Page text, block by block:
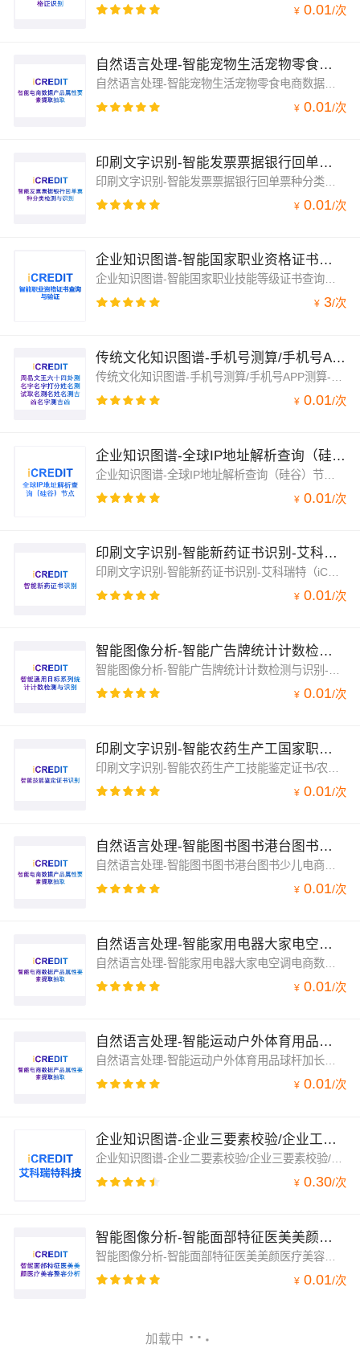
¥ 0.01/次
自然语言处理-智能宠物生活宠物零食电商数据产品属性要素提取抽取识别-艾科瑞特（iCREDIT）
自然语言处理-智能宠物生活宠物零食电商数据产品属性要素提取抽取识别-艾科瑞特（iCREDIT），凭借领先的人工智能与知识图谱技术，赋能智慧数据领域应用场景，让企业实现数字化升级；自然语言处理-智能宠物生活宠物零食电商数据产品属性要素提取抽取识别，支持宠物生活宠物零食电商数据产品属性要素提取抽取，辨析文本中宠物生活宠物零食电商数据产品属性要素提取抽取文字信息
¥ 0.01/次
印刷文字识别-智能发票票据银行回单票种分类检测与识别-艾科瑞特（iCREDIT）
印刷文字识别-智能发票票据银行回单票种分类检测与识别-艾科瑞特（iCREDIT）,凭借领先的人工智能与知识图谱技术，帮助企业获得敏锐的洞察力及卓越的运营能力，印刷文字识别-智能发票票据银行回单票种分类检测与识别，赋能智慧数据领域应用场景，让企业实现数字化升级；印刷文字识别-智能发票票据银行回单票种分类检测与识别，支持发票票据银行回单票种分类检测与识别，辨析图像中发票票据银行回单票种等文字信息
¥ 0.01/次
企业知识图谱-智能国家职业资格证书查询与验证-艾科瑞特科技（iCREDIT）
企业知识图谱-智能国家职业技能等级证书查询与验证-艾科瑞特科技（iCREDIT），凭借先进的人工智能与知识图谱技术，帮助企业获得敏锐的洞察力及卓越的运营能力，企业知识图谱-智能国家职业技能等级证书查询与验证-艾科瑞特科技（iCREDIT），赋能智慧数据领域应用场景，让企业实现数字化升级；支持对国家职业技能等级证书查询与验证，实现快速国家职业技能等级证书查询与验证
¥ 3/次
传统文化知识图谱-手机号测算/手机号APP测算-艾科瑞特（iCREDIT）
¥ 0.01/次
企业知识图谱-全球IP地址解析查询（硅谷）节点-艾科瑞特科技（iCREDIT）
企业知识图谱-全球IP地址解析查询（硅谷）节点-艾科瑞特（iCREDIT），凭借领先的人工智能与知识图谱技术，通过客观、真实的数据，创新、完善的技术解决方案，帮助企业获得敏锐的洞察力及卓越的运营能力，企业知识图谱-全球IP地址解析查询（硅谷）节点，赋能智慧数据领域应用场景，让企业实现数字化升级；企业知识图谱-全球IP地址解析查询，支持对全球IP地址全球节点解析，帮助您实现业务全球化
¥ 0.01/次
印刷文字识别-智能新药证书识别-艾科瑞特（iCREDIT）
印刷文字识别-智能新药证书识别-艾科瑞特（iCREDIT），凭借领先的人工智能与知识图谱技术，通过客观、真实的数据，创新、完善的技术解决方案，帮助企业获得敏锐的洞察力及卓越的运营能力，印刷文字识别-智能新药证书识别，赋能智慧数据领域应用场景，让企业实现数字化升级；印刷文字识别-智能新药证书识别，支持新药证书，辨析图像中新药证书文字信息
¥ 0.01/次
智能图像分析-智能广告牌统计计数检测与识别-艾科瑞特（iCREDIT）
¥ 0.01/次
印刷文字识别-智能农药生产工国家职业资格证书/农药生产工职业技能等级证书识别-艾科瑞特（iCREDIT）
¥ 0.01/次
自然语言处理-智能图书图书港台图书少儿电商数据产品属性要素提取抽取识别-艾科瑞特（iCREDIT）
自然语言处理-智能图书图书港台图书少儿电商数据产品属性要素提取抽取识别-艾科瑞特（iCREDIT），凭借领先的人工智能与知识图谱技术，让企业实现数字化升级；自然语言处理-智能图书图书港台图书少儿电商数据产品属性要素提取抽取识别，支持图书图书港台图书少儿电商数据产品属性要素提取抽取，辨析文本中图书图书港台图书少儿电商数据产品属性要素提取抽取文字信息
¥ 0.01/次
自然语言处理-智能家用电器大家电空调电商数据产品属性要素提取抽取识别-艾科瑞特（iCREDIT）
自然语言处理-智能家用电器大家电空调电商数据产品属性要素提取抽取识别-艾科瑞特（iCREDIT），凭借领先的人工智能与知识图谱技术，赋能智慧数据领域应用场景，让企业实现数字化升级；自然语言处理-智能家用电器大家电空调电商数据产品属性要素提取抽取识别，支持家用电器大家电空调电商数据产品属性要素提取抽取，辨析文本中家用电器大家电空调电商数据产品属性要素提取抽取文字信息
¥ 0.01/次
自然语言处理-智能运动户外体育用品球杆加长器电商数据产品属性要素提取抽取识别-艾科瑞特（iCREDIT）
自然语言处理-智能运动户外体育用品球杆加长器电商数据产品属性要素提取抽取识别-艾科瑞特（iCREDIT），凭借领先的人工智能与知识图谱技术，赋能智慧数据领域应用场景，让企业实现数字化升级；自然语言处理-智能运动户外体育用品球杆加长器电商数据产品属性要素提取抽取识别，支持运动户外体育用品球杆加长器电商数据产品属性要素提取抽取，辨析文本中运动户外体育用品球杆加长器电商数据产品属性要素提取抽取文字信息
¥ 0.01/次
企业知识图谱-企业三要素校验/企业工商三要素核验/企业工商三要素验证/企业三要素数据/企业核验-艾科瑞特...
企业知识图谱-企业二要素校验/企业三要素校验/企业工商三要素核验/企业工商三要素验证/企业三要素数据核查/全国企业核验查询-艾科瑞特科技（iCREDIT），支持法人姓名、企业公司名称、社会信用编码核验；人工智能图像技术与大数据的完美融合，让你的生活更为好，你的开发更简单；支持企业统一社会信用编码、企业法人代表与企业名称三要素验证；赋能实体经济实现数字化升级
¥ 0.30/次
智能图像分析-智能面部特征医美美颜医疗美容整容分析-艾科瑞特（iCREDIT）
智能图像分析-智能面部特征医美美颜医疗美容整容分析-艾科瑞特（iCREDIT），凭借领先的人工智能与知识图谱技术，赋能智能图像分析-智能面部特征医美美颜医疗美容整容分析更深次意义，准确识别面部五官属性，包括三庭五眼分析及面部各部位包括眉毛、眼睛、鼻子、嘴巴、下巴等属性分类
¥ 0.01/次
加载中